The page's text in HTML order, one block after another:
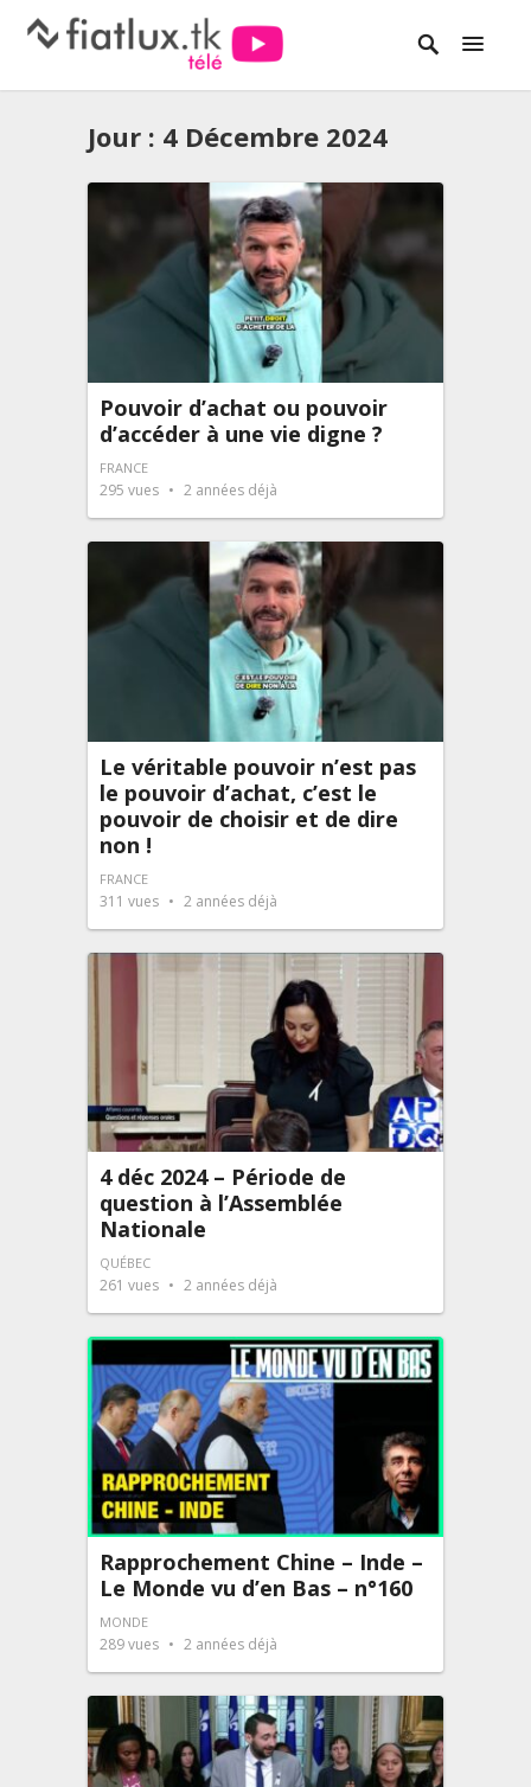
Jour : 4 Décembre 2024
Pouvoir d’achat ou pouvoir
d’accéder à une vie digne ?
FRANCE
295 vues 2 années déjà
Le véritable pouvoir n’est pas
le pouvoir d’achat, c’est le
pouvoir de choisir et de dire
non !
FRANCE
311 vues 2 années déjà
4 déc 2024 – Période de
question à l’Assemblée
Nationale
QUÉBEC
261 vues 2 années déjà
Rapprochement Chine – Inde –
Le Monde vu d’en Bas – n°160
MONDE
289vues 2 années déjà